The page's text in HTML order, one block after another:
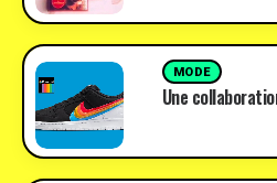
MODE
Une